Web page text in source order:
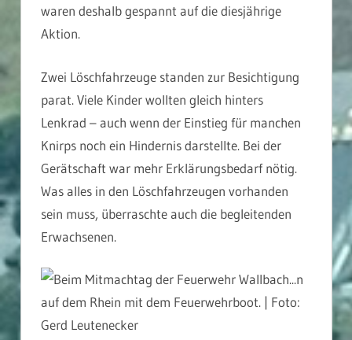
waren deshalb gespannt auf die diesjährige
Aktion.
Zwei Löschfahrzeuge standen zur Besichtigung
parat. Viele Kinder wollten gleich hinters
Lenkrad – auch wenn der Einstieg für manchen
Knirps noch ein Hindernis darstellte. Bei der
Gerätschaft war mehr Erklärungsbedarf nötig.
Was alles in den Löschfahrzeugen vorhanden
sein muss, überraschte auch die begleitenden
Erwachsenen.